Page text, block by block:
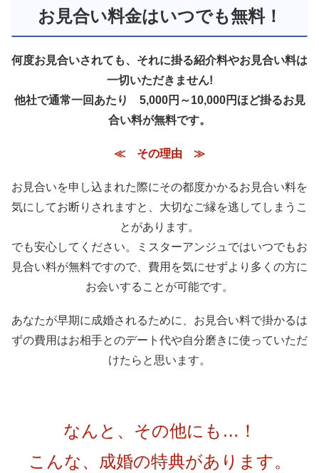
お見合い料金はいつでも無料！
何度お見合いされても、それに掛る紹介料やお見合い料は
一切いただきません!
他社で通常一回あたり 5,000円～10,000円ほど掛るお見
合い料が無料です。
≪ その理由 ≫
お見合いを申し込まれた際にその都度かかるお見合い料を
気にしてお断りされますと、大切なご縁を逃してしまうこ
とがあります。
でも安心してください。ミスターアンジュではいつでもお
見合い料が無料ですので、費用を気にせずより多くの方に
お会いすることが可能です。
あなたが早期に成婚されるために、お見合い料で掛かるは
ずの費用はお相手とのデート代や自分磨きに使っていただ
けたらと思います。
なんと、その他にも…！
こんな、成婚の特典があります。